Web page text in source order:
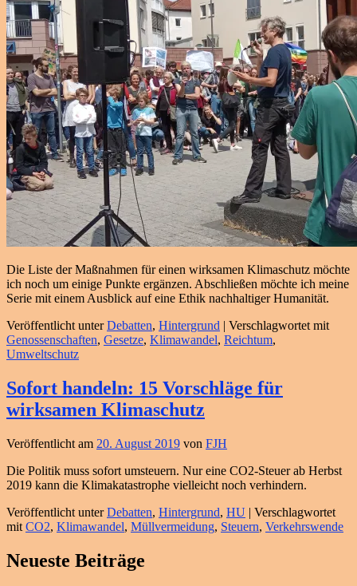
Die Liste der Maßnahmen für einen wirksamen Klimaschutz möchte
ich noch um einige Punkte ergänzen. Abschließen möchte ich meine
Serie mit einem Ausblick auf eine Ethik nachhaltiger Humanität.
Veröffentlicht unter Debatten, Hintergrund | Verschlagwortet mit
Genossenschaften, Gesetze, Klimawandel, Reichtum,
Umweltschutz
Sofort handeln: 15 Vorschläge für
wirksamen Klimaschutz
Veröffentlicht am 20. August 2019 von FJH
Die Politik muss sofort umsteuern. Nur eine CO2-Steuer ab Herbst
2019 kann die Klimakatastrophe vielleicht noch verhindern.
Veröffentlicht unter Debatten, Hintergrund, HU | Verschlagwortet
mit CO2, Klimawandel, Müllvermeidung, Steuern, Verkehrswende
Primärer
Neueste Beiträge